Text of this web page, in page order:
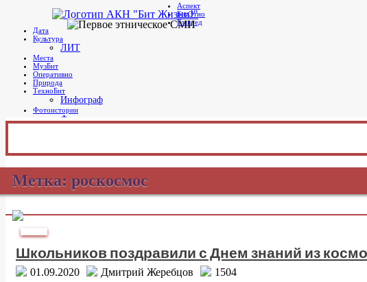
Telegram
Бит Жизни!
Агентство культурных новостей
Аспект
БитЭтно
Главред
Дата
Культура
ЛИТ
Места
МузБит
Оперативно
Природа
ТехноБит
Инфограф
Фотоистории
Фото дня
Метка: роскосмос
Школьников поздравили с Днем знаний из
01.09.2020 Дмитрий Жеребцов
1504